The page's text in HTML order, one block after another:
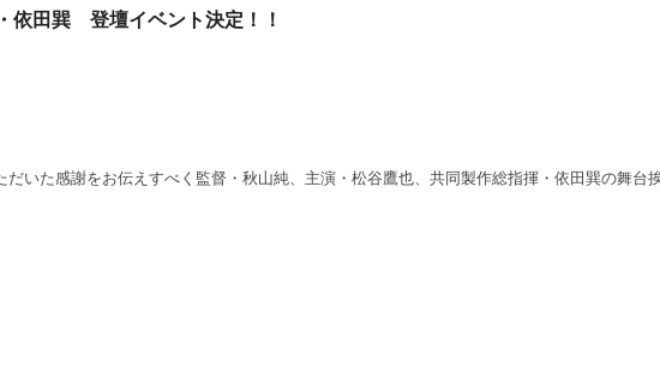
依田巽 登壇イベント決定！！
いた感謝をお伝えすべく監督・秋山純、主演・松谷鷹也、共同製作総指揮・依田巽の舞台